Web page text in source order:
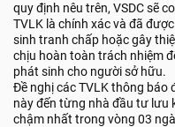
quy định nêu trên, VSDC sẽ
TVLK là chính xác và đã
sinh tranh chấp hoặc gây
chịu hoàn toàn trách nhiệm
phát sinh cho người sở hữu.
Đề nghị các TVLK thông báo
này đến từng nhà đầu tư lưu
chậm nhất trong vòng 03